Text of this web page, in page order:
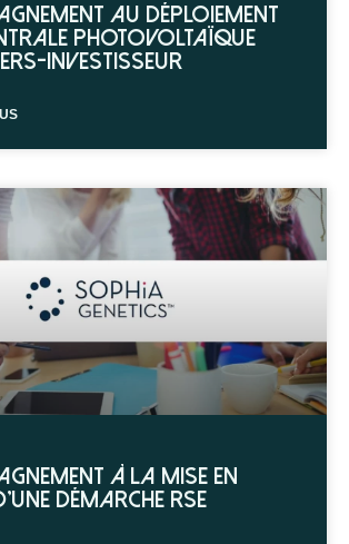
au déploiement
photovoltaïque
investisseur
à la mise en
démarche RSE